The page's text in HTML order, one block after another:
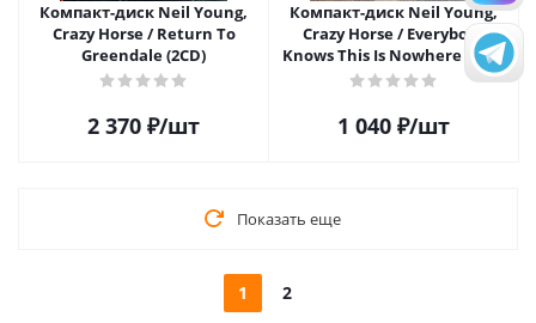
Компакт-диск Neil Young,
Crazy Horse / Return To
Greendale (2CD)
2 370 ₽/шт
Компакт-диск Neil Young,
Crazy Horse / Everybody
Knows This Is Nowhere (1CD)
1 040 ₽/шт
Показать еще
1 2